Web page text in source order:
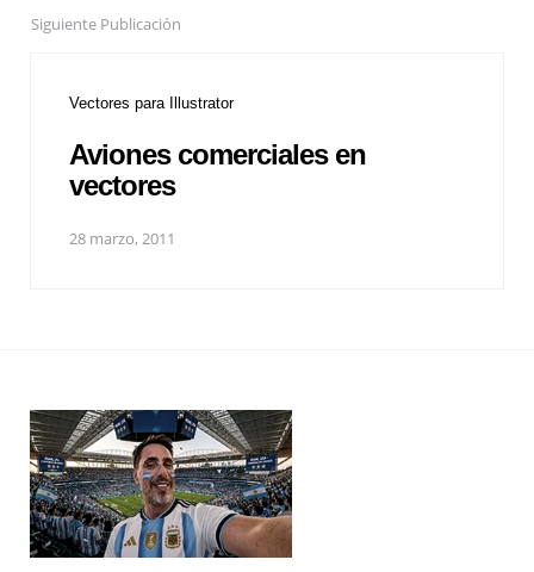
Siguiente Publicación
Vectores para Illustrator
Aviones comerciales en
vectores
28 marzo, 2011